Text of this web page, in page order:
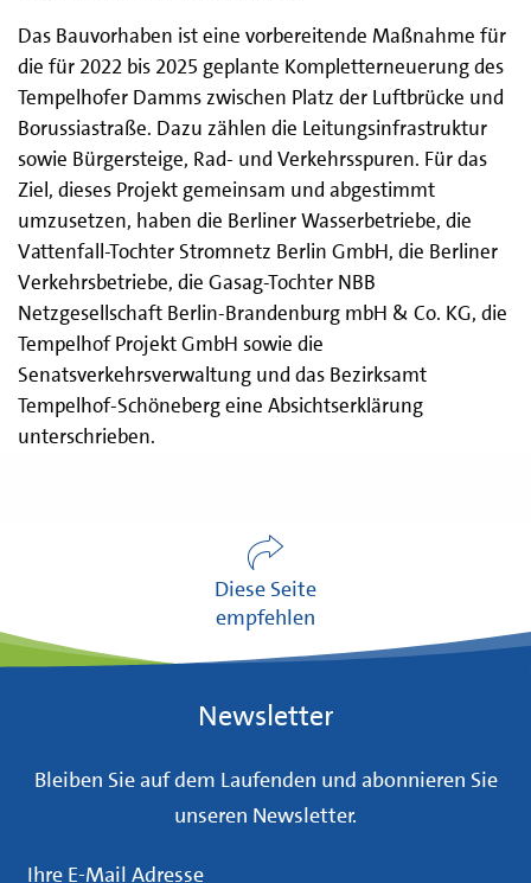
Das Bauvorhaben ist eine vorbereitende Maßnahme für
die für 2022 bis 2025 geplante Kompletterneuerung des
Tempelhofer Damms zwischen Platz der Luftbrücke und
Borussiastraße. Dazu zählen die Leitungsinfrastruktur
sowie Bürgersteige, Rad- und Verkehrsspuren. Für das
Ziel, dieses Projekt gemeinsam und abgestimmt
umzusetzen, haben die Berliner Wasserbetriebe, die
Vattenfall-Tochter Stromnetz Berlin GmbH, die Berliner
Verkehrsbetriebe, die Gasag-Tochter NBB
Netzgesellschaft Berlin-Brandenburg mbH & Co. KG, die
Tempelhof Projekt GmbH sowie die
Senatsverkehrsverwaltung und das Bezirksamt
Tempelhof-Schöneberg eine Absichtserklärung
unterschrieben.
Diese Seite
empfehlen
Newsletter
Bleiben Sie auf dem Laufenden und abonnieren Sie
unseren Newsletter.